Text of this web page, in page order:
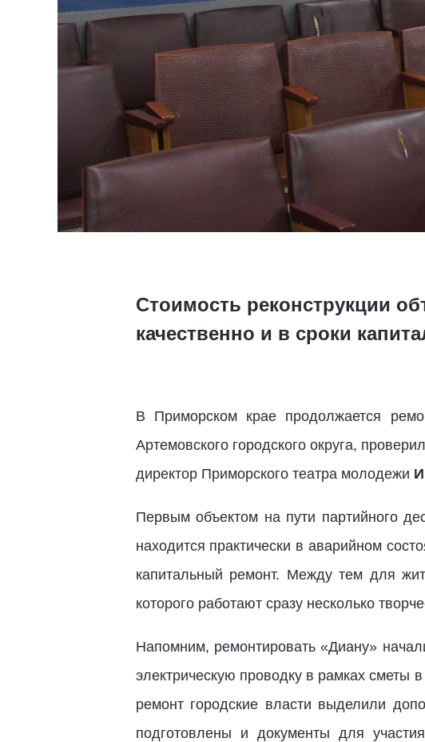
Стоимость реконструкции
качественно и в сроки
В Приморском крае продолжается
Артемовского городского округа,
директор Приморского театра молодежи
Первым объектом на пути партийного
находится практически в аварийном
капитальный ремонт. Между тем для
которого работают сразу несколько
Напомним, ремонтировать «Диану»
электрическую проводку в рамках сметы
ремонт городские власти выделили
подготовлены и документы для